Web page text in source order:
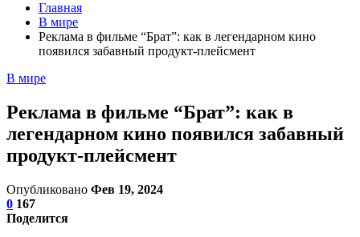
Главная
В мире
Реклама в фильме “Брат”: как в легендарном кино
появился забавный продукт-плейсмент
В мире
Реклама в фильме “Брат”: как в
легендарном кино появился забавный
продукт-плейсмент
Опубликовано Фев 19, 2024
0 167
Поделится